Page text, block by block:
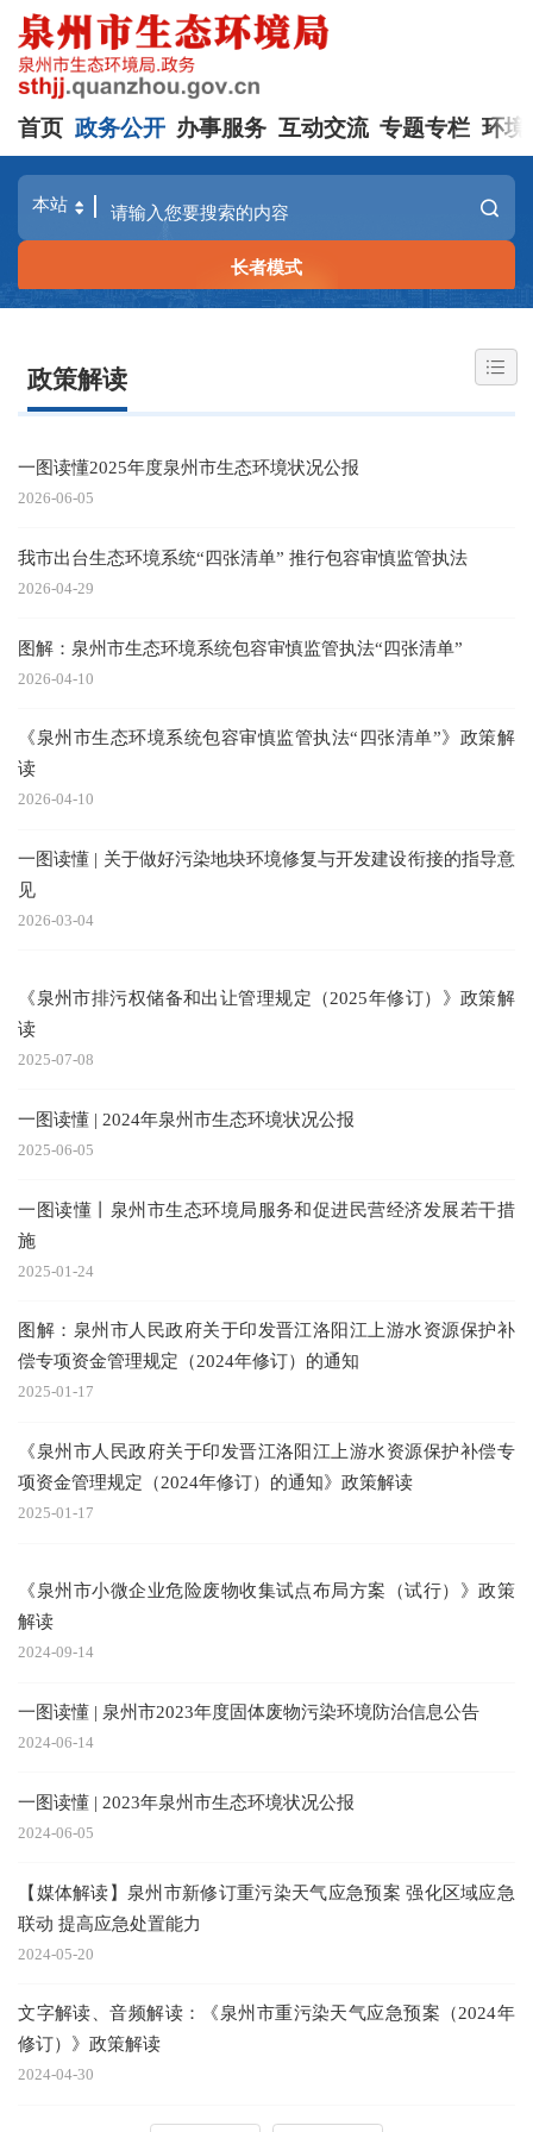
首页 政务公开 办事服务 互动交流 专题专栏 环境
长者模式
政策解读
一图读懂2025年度泉州市生态环境状况公报
2026-06-05
我市出台生态环境系统“四张清单” 推行包容审慎监管执法
2026-04-29
图解：泉州市生态环境系统包容审慎监管执法“四张清单”
2026-04-10
《泉州市生态环境系统包容审慎监管执法“四张清单”》政策解
读
2026-04-10
一图读懂 | 关于做好污染地块环境修复与开发建设衔接的指导意
见
2026-03-04
《泉州市排污权储备和出让管理规定（2025年修订）》政策解
读
2025-07-08
一图读懂 | 2024年泉州市生态环境状况公报
2025-06-05
一图读懂丨泉州市生态环境局服务和促进民营经济发展若干措
施
2025-01-24
图解：泉州市人民政府关于印发晋江洛阳江上游水资源保护补
偿专项资金管理规定（2024年修订）的通知
2025-01-17
《泉州市人民政府关于印发晋江洛阳江上游水资源保护补偿专
项资金管理规定（2024年修订）的通知》政策解读
2025-01-17
《泉州市小微企业危险废物收集试点布局方案（试行）》政策
解读
2024-09-14
一图读懂 | 泉州市2023年度固体废物污染环境防治信息公告
2024-06-14
一图读懂 | 2023年泉州市生态环境状况公报
2024-06-05
【媒体解读】泉州市新修订重污染天气应急预案 强化区域应急
联动 提高应急处置能力
2024-05-20
文字解读、音频解读：《泉州市重污染天气应急预案（2024年
修订）》政策解读
2024-04-30